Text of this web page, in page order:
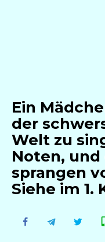
Ein
der
Welt zu
Noten,
sprangen
Siehe im 1.